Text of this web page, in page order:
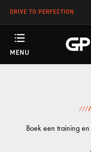
DRIVE TO PERFECTION
MENU
SEASON
Boek een training